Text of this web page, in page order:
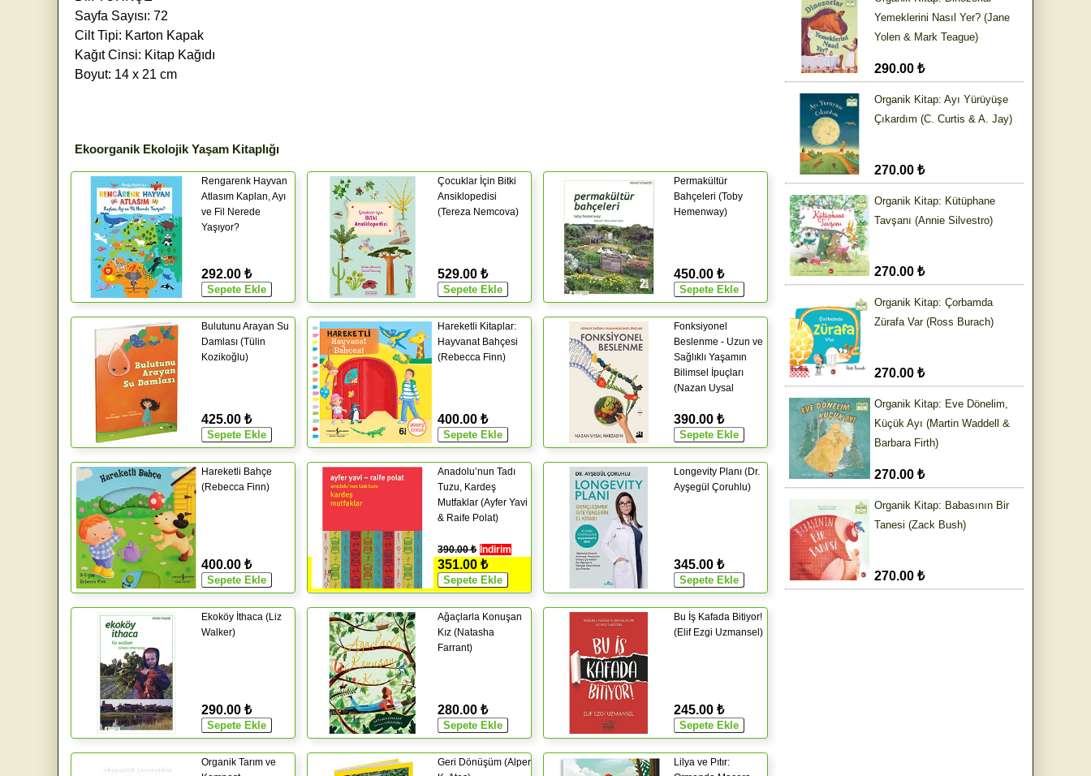
Sayfa Sayısı: 72
Cilt Tipi: Karton Kapak
Kağıt Cinsi: Kitap Kağıdı
Boyut: 14 x 21 cm
Ekoorganik Ekolojik Yaşam Kitaplığı
Rengarenk Hayvan
Atlasım Kaplan, Ayı
ve Fil Nerede
Yaşıyor?
292.00 ₺
Çocuklar İçin Bitki
Ansiklopedisi
(Tereza Nemcova)
529.00 ₺
Permakültür
Bahçeleri (Toby
Hemenway)
450.00 ₺
Bulutunu Arayan Su
Damlası (Tülin
Kozikoğlu)
425.00 ₺
Hareketli Kitaplar:
Hayvanat Bahçesi
(Rebecca Finn)
400.00 ₺
Fonksiyonel
Beslenme - Uzun ve
Sağlıklı Yaşamın
Bilimsel İpuçları
(Nazan Uysal
390.00 ₺
Hareketli Bahçe
(Rebecca Finn)
400.00 ₺
Anadolu’nun Tadı
Tuzu, Kardeş
Mutfaklar (Ayfer Yavi
& Raife Polat)
390.00 ₺ İndirim
351.00 ₺
Longevity Planı (Dr.
Ayşegül Çoruhlu)
345.00 ₺
Ekoköy İthaca (Liz
Walker)
290.00 ₺
Ağaçlarla Konuşan
Kız (Natasha
Farrant)
280.00 ₺
Bu İş Kafada Bitiyor!
(Elif Ezgi Uzmansel)
245.00 ₺
Organik Tarım ve
Geri Dönüşüm (Alper
Lilya ve Pıtır:
Yemeklerini Nasıl Yer? (Jane
Yolen & Mark Teague)
290.00 ₺
Organik Kitap: Ayı Yürüyüşe
Çıkardım (C. Curtis & A. Jay)
270.00 ₺
Organik Kitap: Kütüphane
Tavşanı (Annie Silvestro)
270.00 ₺
Organik Kitap: Çorbamda
Zürafa Var (Ross Burach)
270.00 ₺
Organik Kitap: Eve Dönelim,
Küçük Ayı (Martin Waddell &
Barbara Firth)
270.00 ₺
Organik Kitap: Babasının Bir
Tanesi (Zack Bush)
270.00 ₺